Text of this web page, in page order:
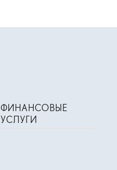
ФИНАНСОВЫЕ
УСЛУГИ